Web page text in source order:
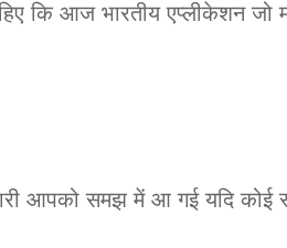
कि आज भारतीय एप्लीकेशन
आपको समझ में आ गई यदि